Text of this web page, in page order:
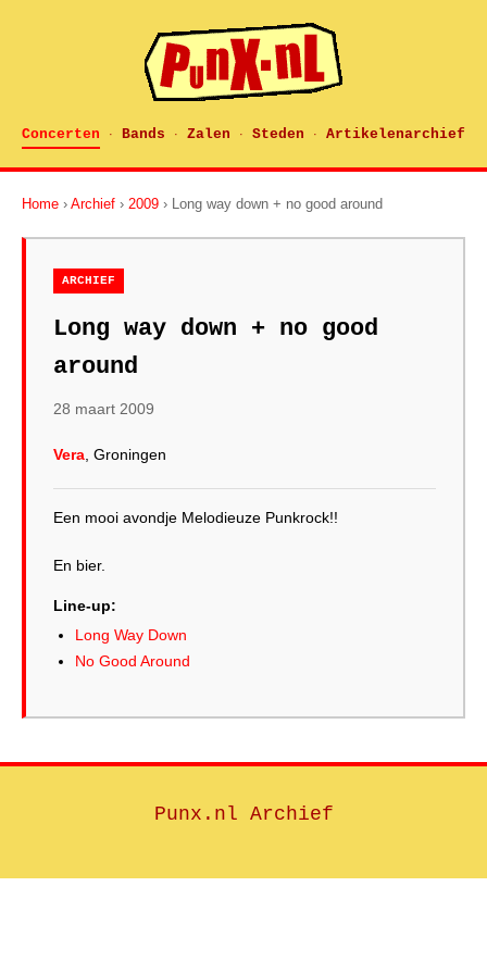
Concerten · Bands · Zalen · Steden · Artikelenarchief
Home › Archief › 2009 › Long way down + no good around
ARCHIEF
Long way down + no good
around
28 maart 2009
Vera , Groningen
Een mooi avondje Melodieuze Punkrock!!
En bier.
Line-up:
Long Way Down
No Good Around
Punx.nl Archief